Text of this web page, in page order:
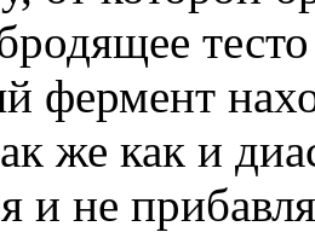
фермент
же как и
и не